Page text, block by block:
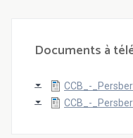
Documents à
CCB_-
CCB_-